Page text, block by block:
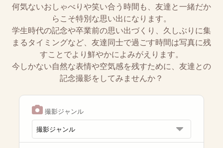
何気ないおしゃべりや笑い合う時間も、友達と一緒だか
らこそ特別な思い出になります。
学生時代の記念や卒業前の思い出づくり、久しぶりに集
まるタイミングなど、友達同士で過ごす時間は写真に残
すことでより鮮やかによみがえります。
今しかない自然な表情や空気感を残すために、友達との
記念撮影をしてみませんか？
撮影ジャンル